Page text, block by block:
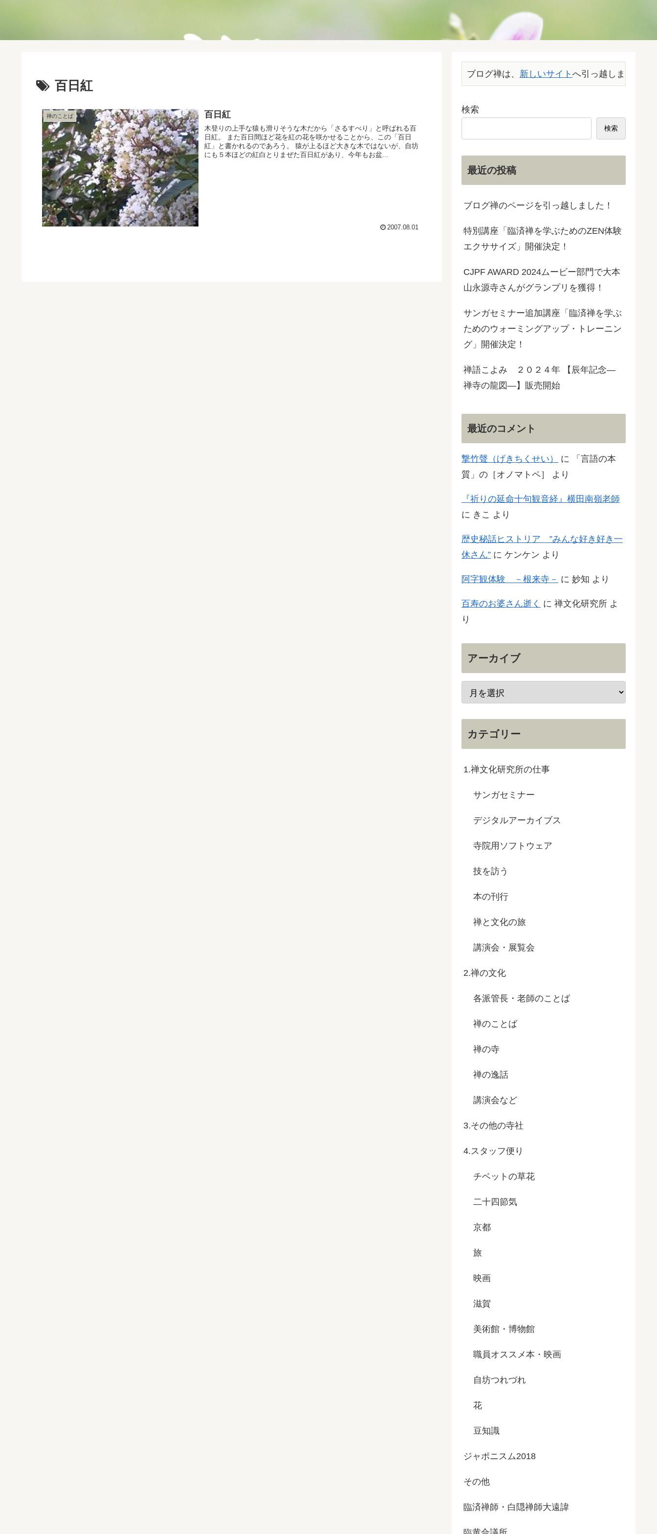
百日紅
禅のことば 百日紅
木登りの上手な猿も滑りそうな木だから「さるすべり」と呼ばれる百
日紅。 また百日間ほど花を紅の花を咲かせることから、この「百日
紅」と書かれるのであろう。 猿が上るほど大きな木ではないが、自坊
にも５本ほどの紅白とりまぜた百日紅があり、今年もお盆...
2007.08.01
ブログ禅は、 新しいサイトへ引っ越しました。
検索
検索
最近の投稿
ブログ禅のページを引っ越しました！
特別講座「臨済禅を学ぶためのZEN体験
エクササイズ」開催決定！
CJPF AWARD 2024ムービー部門で大本
山永源寺さんがグランプリを獲得！
サンガセミナー追加講座「臨済禅を学ぶ
ためのウォーミングアップ・トレーニン
グ」開催決定！
禅語こよみ ２０２４年 【辰年記念―
禅寺の龍図―】販売開始
最近のコメント
撃竹聲（げきちくせい） に
「言語の本
質」の［オノマトペ］
より
『祈りの延命十句観音経』横田南嶺老師
に きこ より
歴史秘話ヒストリア ”みんな好き好き一
休さん” に ケンケン より
阿字観体験 －根来寺－ に 妙知 より
百寿のお婆さん逝く に 禅文化研究所 よ
り
アーカイブ
カテゴリー
1.禅文化研究所の仕事
サンガセミナー
デジタルアーカイブス
寺院用ソフトウェア
技を訪う
本の刊行
禅と文化の旅
講演会・展覧会
2.禅の文化
各派管長・老師のことば
禅のことば
禅の寺
禅の逸話
講演会など
3.その他の寺社
4.スタッフ便り
チベットの草花
二十四節気
京都
旅
映画
滋賀
美術館・博物館
職員オススメ本・映画
自坊つれづれ
花
豆知識
ジャポニスム2018
その他
臨済禅師・白隠禅師大遠諱